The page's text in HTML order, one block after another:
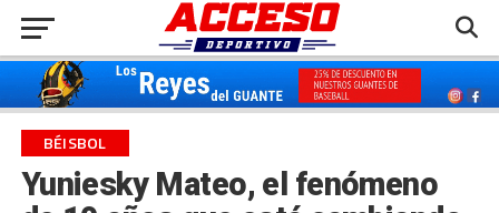
BÉISBOL
Yuniesky Mateo, el fenómeno